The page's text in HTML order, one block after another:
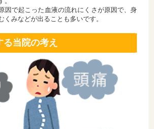
因で起こった血液の流れにくさが原因で、身
くみなどが出ることも多いです。
当院の考え